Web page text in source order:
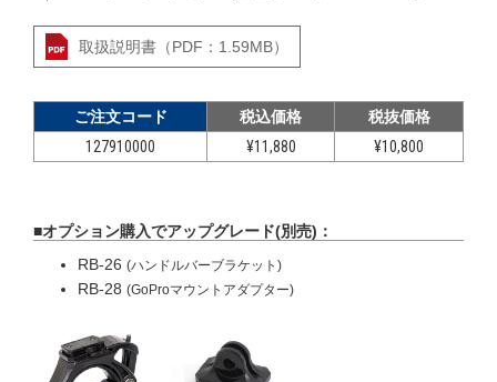
取扱説明書（PDF：1.59MB）
ご注文コード 税込価格
税抜価格
127910000
¥11,880 ¥10,800
■オプション購入でアップグレード(別売)：
RB-26 (ハンドルバーブラケット)
RB-28 (GoProマウントアダプター)